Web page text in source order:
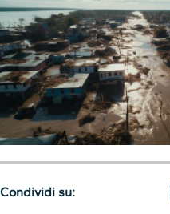
Condividi su: